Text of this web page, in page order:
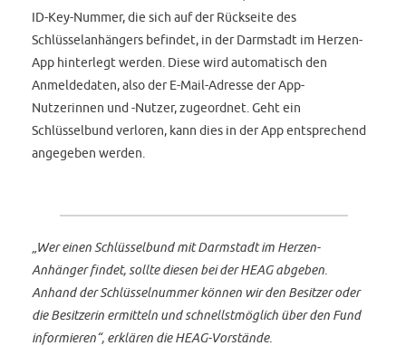
ID-Key-Nummer, die sich auf der Rückseite des
Schlüsselanhängers befindet, in der Darmstadt im Herzen-
App hinterlegt werden. Diese wird automatisch den
Anmeldedaten, also der E-Mail-Adresse der App-
Nutzerinnen und -Nutzer, zugeordnet. Geht ein
Schlüsselbund verloren, kann dies in der App entsprechend
angegeben werden.
„Wer einen Schlüsselbund mit Darmstadt im Herzen-
Anhänger findet, sollte diesen bei der HEAG abgeben.
Anhand der Schlüsselnummer können wir den Besitzer oder
die Besitzerin ermitteln und schnellstmöglich über den Fund
informieren“, erklären die HEAG-Vorstände.